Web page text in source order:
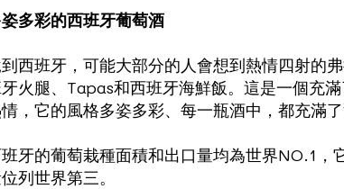
多彩的西班牙葡萄酒
西班牙，可能大部分的人會想到熱情四射的
火腿、Tapas和西班牙海鮮飯。這是一個充
，它的風格多姿多彩、每一瓶酒中，都充滿了
牙的葡萄栽種面積和出口量均為世界NO.1
列世界第三。